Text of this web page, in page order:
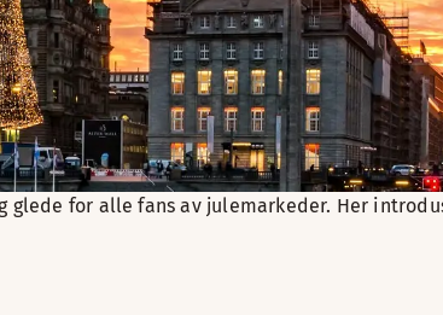
for alle fans av julemarkeder. Her